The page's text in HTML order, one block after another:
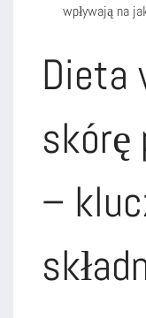
wpływają na
Dieta
skórę
–